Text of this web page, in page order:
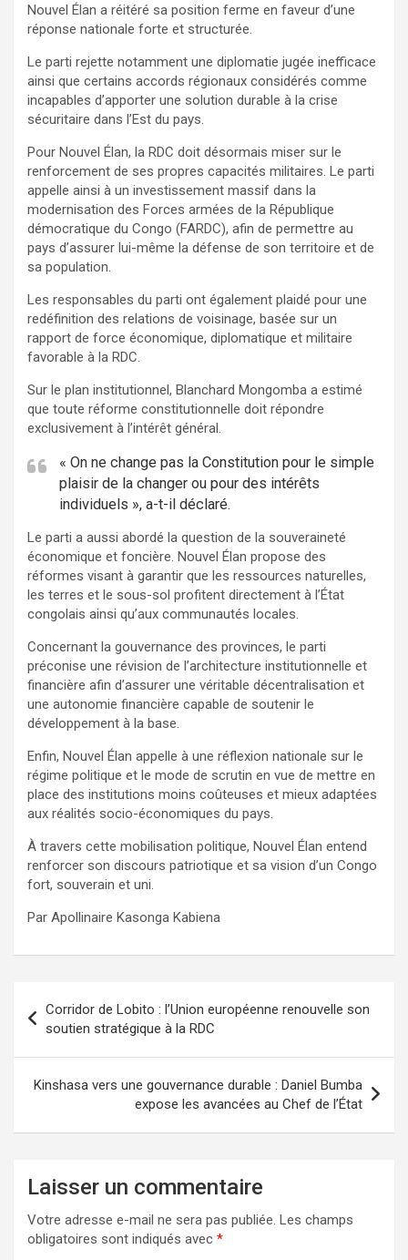
Nouvel Élan a réitéré sa position ferme en faveur d’une
réponse nationale forte et structurée.
Le parti rejette notamment une diplomatie jugée inefficace
ainsi que certains accords régionaux considérés comme
incapables d’apporter une solution durable à la crise
sécuritaire dans l’Est du pays.
Pour Nouvel Élan, la RDC doit désormais miser sur le
renforcement de ses propres capacités militaires. Le parti
appelle ainsi à un investissement massif dans la
modernisation des Forces armées de la République
démocratique du Congo (FARDC), afin de permettre au
pays d’assurer lui-même la défense de son territoire et de
sa population.
Les responsables du parti ont également plaidé pour une
redéfinition des relations de voisinage, basée sur un
rapport de force économique, diplomatique et militaire
favorable à la RDC.
Sur le plan institutionnel, Blanchard Mongomba a estimé
que toute réforme constitutionnelle doit répondre
exclusivement à l’intérêt général.
« On ne change pas la Constitution pour le simple
plaisir de la changer ou pour des intérêts
individuels », a-t-il déclaré.
Le parti a aussi abordé la question de la souveraineté
économique et foncière. Nouvel Élan propose des
réformes visant à garantir que les ressources naturelles,
les terres et le sous-sol profitent directement à l’État
congolais ainsi qu’aux communautés locales.
Concernant la gouvernance des provinces, le parti
préconise une révision de l’architecture institutionnelle et
financière afin d’assurer une véritable décentralisation et
une autonomie financière capable de soutenir le
développement à la base.
Enfin, Nouvel Élan appelle à une réflexion nationale sur le
régime politique et le mode de scrutin en vue de mettre en
place des institutions moins coûteuses et mieux adaptées
aux réalités socio-économiques du pays.
À travers cette mobilisation politique, Nouvel Élan entend
renforcer son discours patriotique et sa vision d’un Congo
fort, souverain et uni.
Par Apollinaire Kasonga Kabiena
de
l’article
Corridor de Lobito : l’Union européenne renouvelle son
soutien stratégique à la RDC
Kinshasa vers une gouvernance durable : Daniel Bumba
expose les avancées au Chef de l’État
Laisser un commentaire
Votre adresse e-mail ne sera pas publiée. Les champs
obligatoires sont indiqués avec *